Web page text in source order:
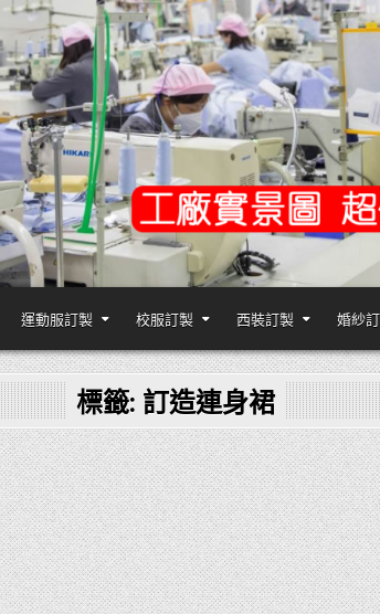
服裝工廠商
運動服訂製 校服訂製 西裝訂製 婚紗
標籤: 訂造連身裙